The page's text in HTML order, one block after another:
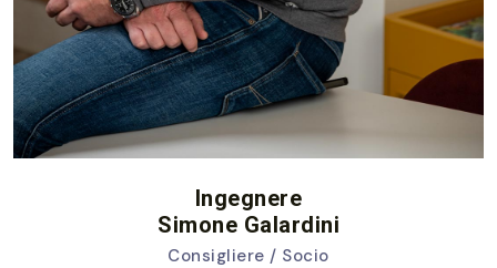
Ingegnere
Simone Galardini
Consigliere / Socio